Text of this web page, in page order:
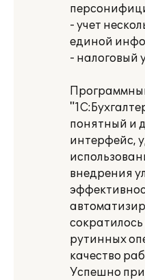
- учет
единой
- налоговый
понятный и
интерфейс,
внедрения
рутинных
качество
Успешно